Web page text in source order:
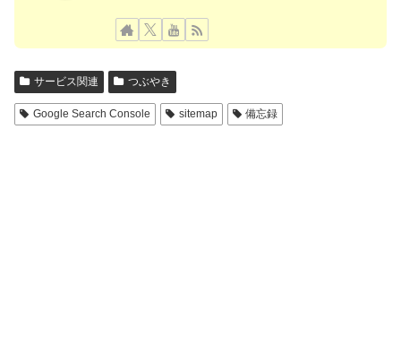
サービス関連 つぶやき
Google Search Console sitemap 備忘録